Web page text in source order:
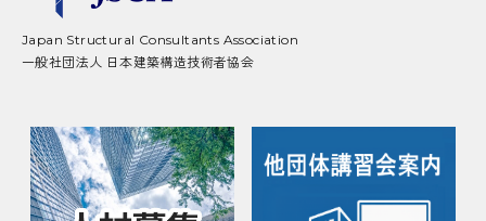
Japan Structural Consultants Association
一般社団法人 日本建築構造技術者協会